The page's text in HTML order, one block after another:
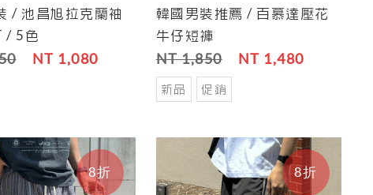
/ 池昌旭拉克蘭袖
/ 5色
NT 1,080
Cart
韓國男裝推薦 / 百慕達壓花
牛仔短褲
NT 1,850 NT 1,480
新品 促銷
8折 8折